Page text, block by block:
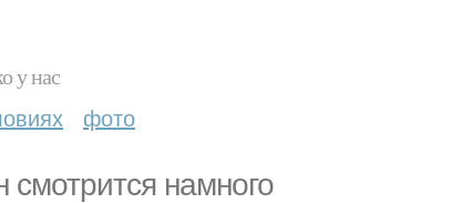
у нас
фото
смотрится намного